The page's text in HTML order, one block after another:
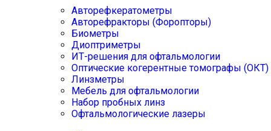
Авторефкератометры
Авторефракторы (Форопторы)
Биометры
Диоптриметры
ИТ-решения для офтальмологии
Оптические когерентные томографы (ОКТ)
Линзметры
Мебель для офтальмологии
Набор пробных линз
Офтальмологические лазеры